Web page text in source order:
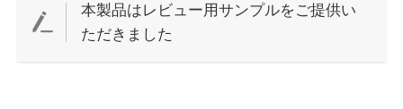
本製品はレビュー用サンプルをご提供い
ただきました